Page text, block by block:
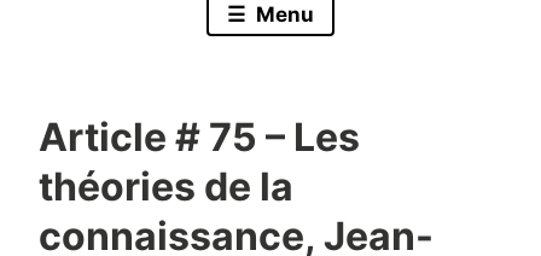
Menu
Article # 75 – Les
théories de la
connaissance, Jean-